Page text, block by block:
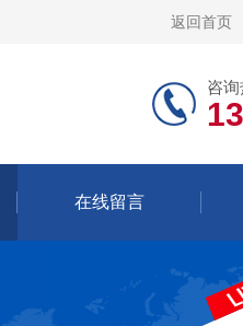
返回首页
咨
在线留言